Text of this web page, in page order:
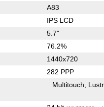
A83
IPS LCD
5.7"
76.2%
1440x720
282 PPP
Multitouch